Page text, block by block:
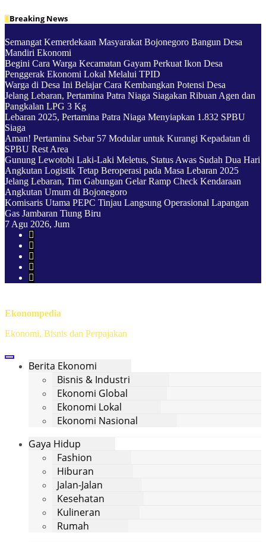
Skip
content
Breaking News
Semangat Kemerdekaan Masyarakat Bojonegoro Bangun Desa
Mandiri Ekonomi
Begini Cara Warga Kecamatan Gayam Perkuat Ikon Desa
Penggerak Ekonomi Lokal Melalui TPID
Warga di Desa Ini Belajar Cara Kembangkan Potensi Desa
Jelang Lebaran, Pertamina Patra Niaga Siagakan Ribuan Agen dan
Pangkalan LPG 3 Kg
Lebaran 2025, Pertamina Patra Niaga Menyiapkan 1.832 SPBU
Siaga
Aman! Pertamina Sebar 57 Modular untuk Kurangi Kepadatan di
SPBU Rest Area
Gunung Lewotobi Laki-Laki Meletus, Status Awas Sudah Dua Hari
Angkutan Logistik Tetap Beroperasi pada Masa Lebaran 2025
Jelang Lebaran, Tim Gabungan Gelar Ramp Check Kendaraan
Angkutan Umum di Bojonegoro
Komisaris Utama PEPC Tinjau Langsung Operasional Lapangan
Gas Jambaran Tiung Biru
7 Agu 2026, Jum
Ekonompedia
Ekonomi, Bisnis dan Perpajakan
Berita Ekonomi
Bisnis & Industri
Ekonomi Global
Ekonomi Lokal
Ekonomi Nasional
Gaya Hidup
Fashion
Hiburan
Jalan-Jalan
Kesehatan
Kulineran
Rumah